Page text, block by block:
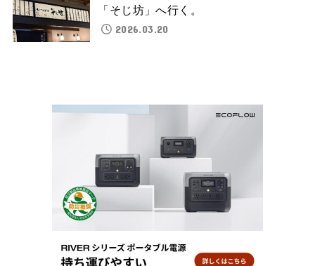
「そじ坊」へ行く。
2026.03.20